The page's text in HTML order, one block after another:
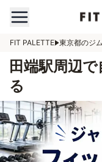
FIT PALETTE 東京都のジム
田端駅周辺
る